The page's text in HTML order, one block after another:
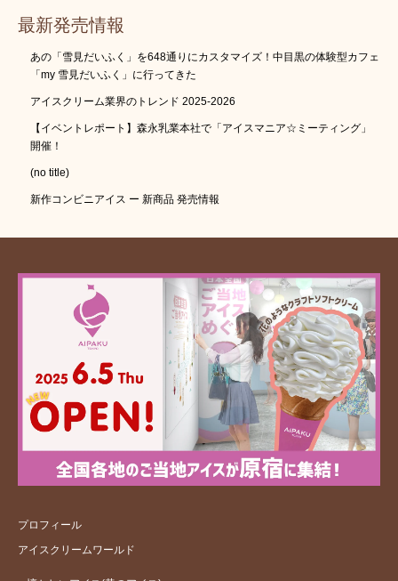
最新発売情報
あの「雪見だいふく」を648通りにカスタマイズ！中目黒の体験型カフェ
「my 雪見だいふく」に行ってきた
アイスクリーム業界のトレンド 2025-2026
【イベントレポート】森永乳業本社で「アイスマニア☆ミーティング」
開催！
(no title)
新作コンビニアイス ー 新商品 発売情報
プロフィール
アイスクリームワールド